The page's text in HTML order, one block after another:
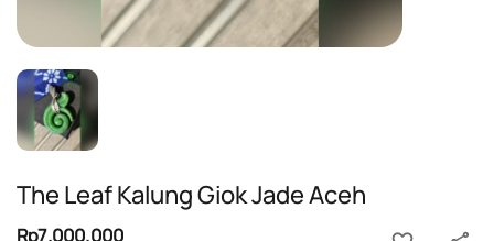
The Leaf Kalung Giok Jade Aceh
Rp7.000.000